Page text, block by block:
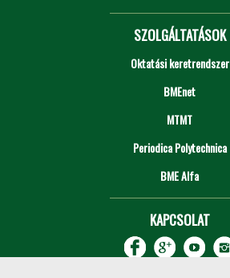
SZOLGÁLTATÁSOK
Oktatási keretrendszer
BMEnet
MTMT
Periodica Polytechnica
BME Alfa
KAPCSOLAT